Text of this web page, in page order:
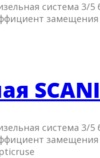
система 3/
система 3/